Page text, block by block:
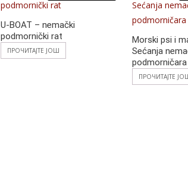
U-BOAT – nemački
podmornički rat
ПРОЧИТАЈТЕ ЈОШ
Morski psi i
Sećanja
podmorničara
ПРОЧИТАЈТЕ